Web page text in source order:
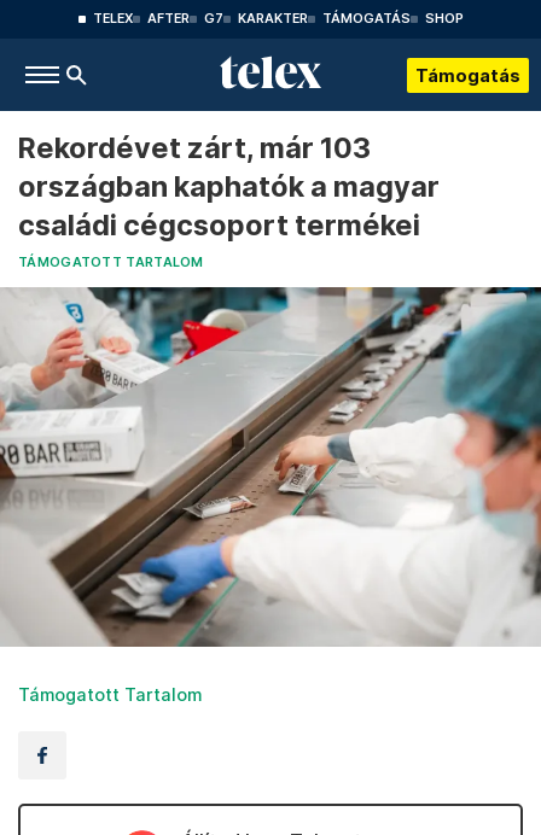
TELEX AFTER G7 KARAKTER TÁMOGATÁS SHOP
Támogatás
Rekordévet zárt, már 103
országban kaphatók a magyar
családi cégcsoport termékei
TÁMOGATOTT TARTALOM
Támogatott Tartalom